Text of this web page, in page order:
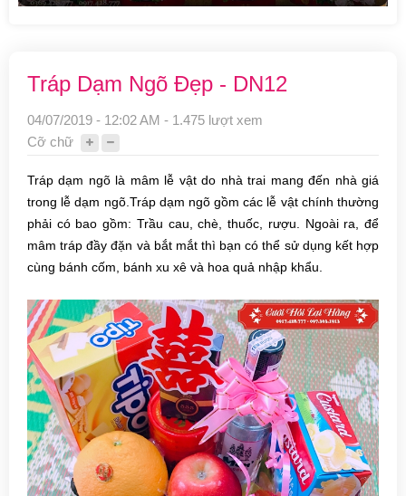
Tráp Dạm Ngõ Đẹp - DN12
04/07/2019 - 12:02 AM - 1.475 lượt xem
Cỡ chữ
Tráp dạm ngõ là mâm lễ vật do nhà trai mang đến nhà giá
trong lễ dạm ngõ.Tráp dạm ngõ gồm các lễ vật chính thường
phải có bao gồm: Trầu cau, chè, thuốc, rượu. Ngoài ra, để
mâm tráp đầy đặn và bắt mắt thì bạn có thể sử dụng kết hợp
cùng bánh cốm, bánh xu xê và hoa quả nhập khẩu.